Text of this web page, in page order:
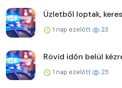
Üzletből loptak,
1 nap ezelőtt 23
Rövid időn belül
1 nap ezelőtt 25